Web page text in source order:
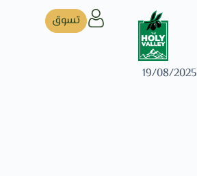
تسوق
19/08/2025